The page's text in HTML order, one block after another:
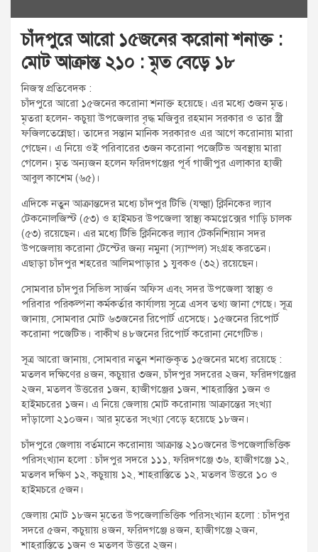
চাঁদপুরে আরো ১৫জনের করোনা শনাক্ত :
মোট আক্রান্ত ২১০ : মৃত বেড়ে ১৮
নিজস্ব প্রতিবেদক :
চাঁদপুরে আরো ১৫জনের করোনা শনাক্ত হয়েছে। এর মধ্যে ৩জন মৃত।
মৃতরা হলেন- কচুয়া উপজেলার বৃদ্ধ মজিবুর রহমান সরকার ও তার স্ত্রী
ফজিলতেন্নেছা। তাদের সন্তান মানিক সরকারও এর আগে করোনায় মারা
গেছেন। এ নিয়ে ওই পরিবারের ৩জন করোনা পজেটিভ অবস্থায় মারা
গেলেন। মৃত অন্যজন হলেন ফরিদগঞ্জের পূর্ব গাজীপুর এলাকার হাজী
আবুল কাশেম (৬৫)।
এদিকে নতুন আক্রান্তদের মধ্যে চাঁদপুর টিভি (যক্ষ্মা) ক্লিনিকের ল্যাব
টেকনোলজিস্ট (৫৩) ও হাইমচর উপজেলা স্বাস্থ্য কমপ্লেক্সের গাড়ি চালক
(৫৩) রয়েছেন। এর মধ্যে টিভি ক্লিনিকের ল্যাব টেকনিশিয়ান সদর
উপজেলায় করোনা টেস্টের জন্য নমুনা (স্যাম্পল) সংগ্রহ করতেন।
এছাড়া চাঁদপুর শহরের আলিমপাড়ার ১ যুবকও (৩২) রয়েছেন।
সোমবার চাঁদপুর সিভিল সার্জন অফিস এবং সদর উপজেলা স্বাস্থ্য ও
পরিবার পরিকল্পনা কর্মকর্তার কার্যালয় সূত্রে এসব তথ্য জানা গেছে। সূত্র
জানায়, সোমবার মোট ৬৩জনের রিপোর্ট এসেছে। ১৫জনের রিপোর্ট
করোনা পজেটিভ। বাকীখ ৪৮জনের রিপোর্ট করোনা নেগেটিভ।
সূত্র আরো জানায়, সোমবার নতুন শনাক্তকৃত ১৫জনের মধ্যে রয়েছে :
মতলব দক্ষিণের ৪জন, কচুয়ার ৩জন, চাঁদপুর সদরের ২জন, ফরিদগঞ্জের
২জন, মতলব উত্তরের ১জন, হাজীগঞ্জের ১জন, শাহরাস্তির ১জন ও
হাইমচরের ১জন। এ নিয়ে জেলায় মোট করোনায় আক্রান্তের সংখ্যা
দাঁড়ালো ২১০জন। আর মৃতের সংখ্যা বেড়ে হয়েছে ১৮জন।
চাঁদপুরে জেলায় বর্তমানে করোনায় আক্রান্ত ২১০জনের উপজেলাভিত্তিক
পরিসংখ্যান হলো : চাঁদপুর সদরে ১১১, ফরিদগঞ্জে ৩৬, হাজীগঞ্জে ১২,
মতলব দক্ষিণ ১২, কচুয়ায় ১২, শাহরাস্তিতে ১২, মতলব উত্তরে ১০ ও
হাইমচরে ৫জন।
জেলায় মোট ১৮জন মৃতের উপজেলাভিত্তিক পরিসংখ্যান হলো : চাঁদপুর
সদরে ৫জন, কচুয়ায় ৪জন, ফরিদগঞ্জে ৪জন, হাজীগঞ্জে ২জন,
শাহরাস্তিতে ১জন ও মতলব উত্তরে ২জন।